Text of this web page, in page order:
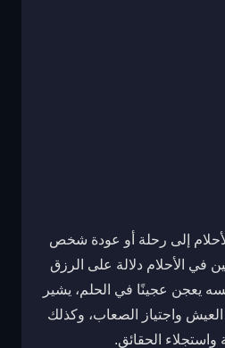
إلى رحلة أو عودة شخص
في الأحلام دلالة على الرزق
يعجن عجينًا في الحلم، يشير
واجتياز الصعاب، وكذلك
الحقائق.